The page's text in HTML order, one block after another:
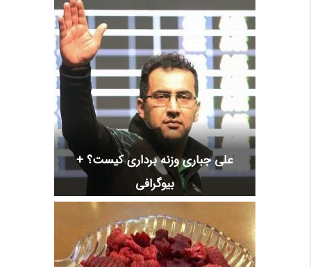
علی جباری وزنه برداری کیست؟ +
بیوگرافی